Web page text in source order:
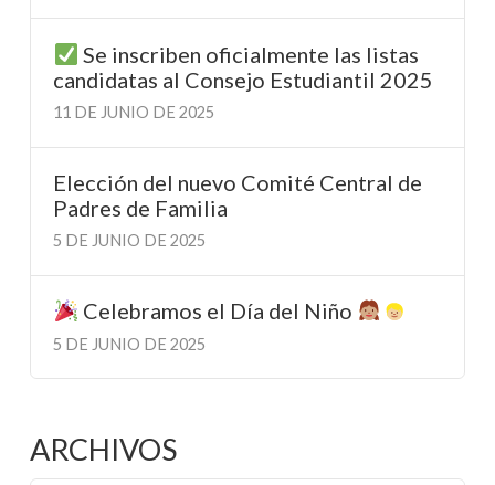
Se inscriben oficialmente las listas
candidatas al Consejo Estudiantil 2025
11 DE JUNIO DE 2025
Elección del nuevo Comité Central de
Padres de Familia
5 DE JUNIO DE 2025
Celebramos el Día del Niño
5 DE JUNIO DE 2025
ARCHIVOS